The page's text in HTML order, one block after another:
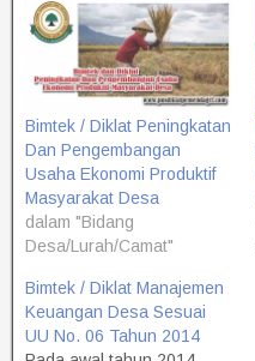
Bimtek / Diklat Peningkatan
Dan Pengembangan
Usaha Ekonomi Produktif
Masyarakat Desa
dalam "Bidang
Desa/Lurah/Camat"
Bimtek / Diklat Manajemen
Keuangan Desa Sesuai
UU No. 06 Tahun 2014